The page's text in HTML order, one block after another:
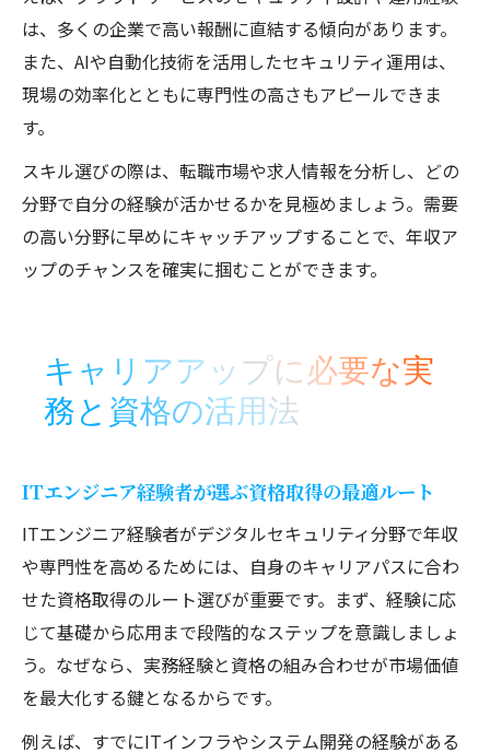
は、多くの企業で高い報酬に直結する傾向があります。
また、AIや自動化技術を活用したセキュリティ運用は、
現場の効率化とともに専門性の高さもアピールできま
す。
スキル選びの際は、転職市場や求人情報を分析し、どの
分野で自分の経験が活かせるかを見極めましょう。需要
の高い分野に早めにキャッチアップすることで、年収ア
ップのチャンスを確実に掴むことができます。
キャリアアップに必要な実
務と資格の活用法
ITエンジニア経験者が選ぶ資格取得の最適ルート
ITエンジニア経験者がデジタルセキュリティ分野で年収
や専門性を高めるためには、自身のキャリアパスに合わ
せた資格取得のルート選びが重要です。まず、経験に応
じて基礎から応用まで段階的なステップを意識しましょ
う。なぜなら、実務経験と資格の組み合わせが市場価値
を最大化する鍵となるからです。
例えば、すでにITインフラやシステム開発の経験がある